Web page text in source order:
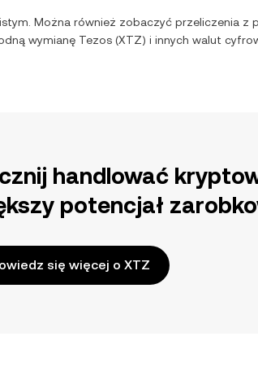
Można również zobaczyć przeliczenia z
wymianę Tezos (XTZ) i innych walut
handlować
potencjał
się więcej o XTZ